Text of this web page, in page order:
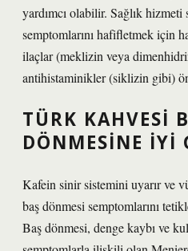
yardımcı olabilir. Sağlık hizmeti
semptomlarını hafifletmek için
ilaçlar (meklizin veya
antihistaminikler (siklizin gibi)
TÜRK KAHVESI
DÖNMESINE IYI
Kafein sinir sistemini uyarır ve
baş dönmesi semptomlarını
Baş dönmesi, denge kaybı ve